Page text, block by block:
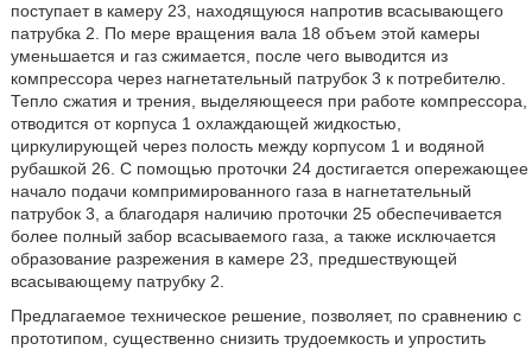
поступает в камеру 23, находящуюся напротив всасывающего
патрубка 2. По мере вращения вала 18 объем этой камеры
уменьшается и газ сжимается, после чего выводится из
компрессора через нагнетательный патрубок 3 к потребителю.
Тепло сжатия и трения, выделяющееся при работе компрессора,
отводится от корпуса 1 охлаждающей жидкостью,
циркулирующей через полость между корпусом 1 и водяной
рубашкой 26. С помощью проточки 24 достигается опережающее
начало подачи компримированного газа в нагнетательный
патрубок 3, а благодаря наличию проточки 25 обеспечивается
более полный забор всасываемого газа, а также исключается
образование разрежения в камере 23, предшествующей
всасывающему патрубку 2.
Предлагаемое техническое решение, позволяет, по сравнению с
прототипом, существенно снизить трудоемкость и упростить